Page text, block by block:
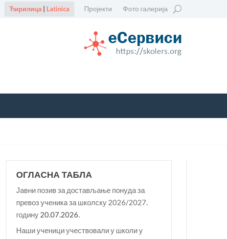
Пројекти Фото галерија
Ћирилица| Latinica
ОГЛАСНА ТАБЛА
Јавни позив за достављање понуда за
превоз ученика за школску 2026/2027.
годину 20.07.2026.
Наши ученици учествовали у школи у